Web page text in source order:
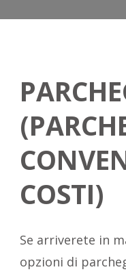
COSTI)
Se arriverete in
opzioni di